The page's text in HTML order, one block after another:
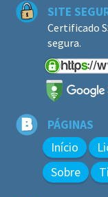
SITE
Certificado
segura.
PÁGINAS
Início
Sobre